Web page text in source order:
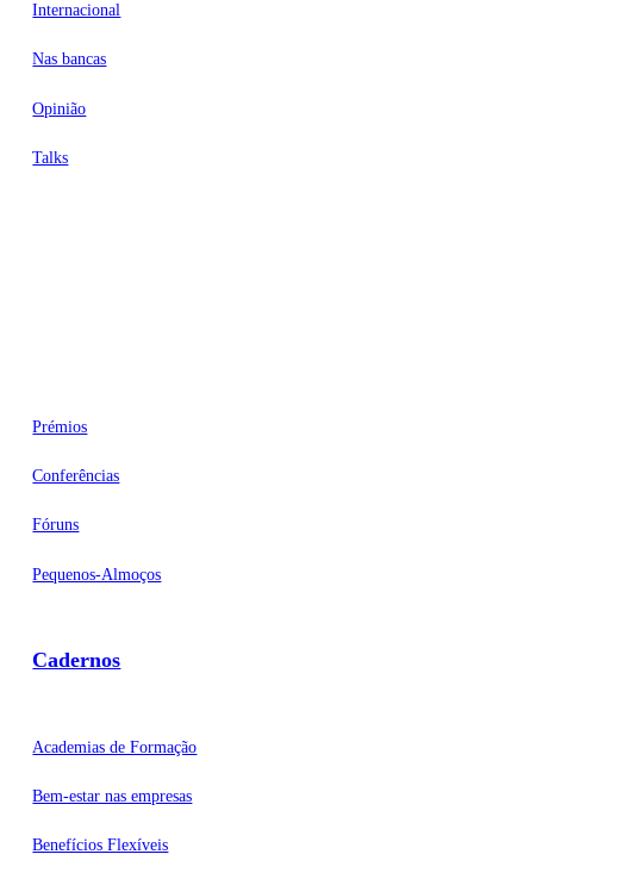
Internacional
Nas bancas
Opinião
Talks
Prémios
Conferências
Fóruns
Pequenos-Almoços
Cadernos
Academias de Formação
Bem-estar nas empresas
Benefícios Flexíveis